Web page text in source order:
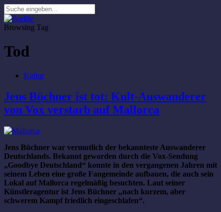
Browsing Tag
Tod
Kultur
Jens Büchner ist tot: Kult-Auswanderer
von Vox verstarb auf Mallorca
Jens Büchner war vermutlich der bekannteste Auswanderer
Deutschlands. Bekannt geworden durch die Vox-Sendung
„Goodbye Deutschland“ konnte in den vergangenen Jahren mit
seinem Leben eine große Fangemeinde aufbauen, die auch sein
Lokal auf Mallorca regelmäßig besuchten. Laut seiner
Künstleragentur ist Jens Büchner „nach kurzem, aber
schwerem Kampf friedlich eingeschlafen“.